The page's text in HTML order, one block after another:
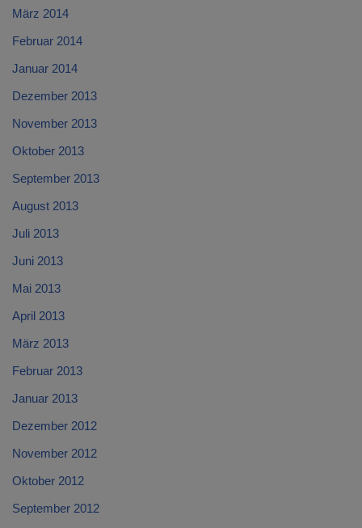
März 2014
Februar 2014
Januar 2014
Dezember 2013
November 2013
Oktober 2013
September 2013
August 2013
Juli 2013
Juni 2013
Mai 2013
April 2013
März 2013
Februar 2013
Januar 2013
Dezember 2012
November 2012
Oktober 2012
September 2012